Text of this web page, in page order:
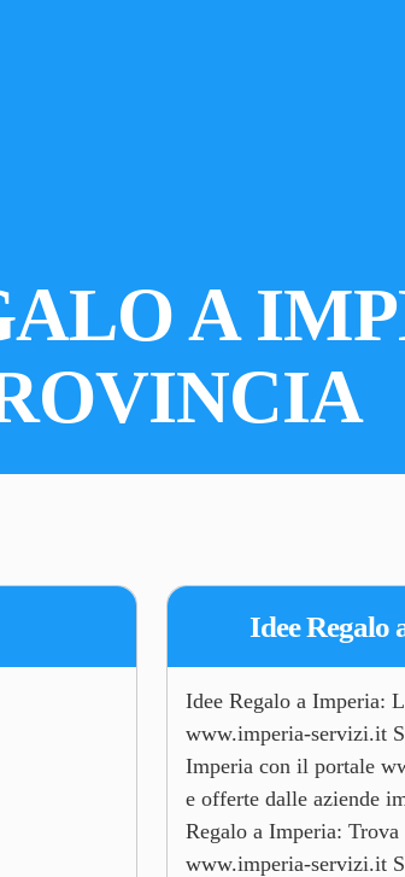
A
Idee Regalo
Idee Regalo a Imperia:
www.imperia-servizi.it
Imperia con il portale
e offerte dalle aziende
Regalo a Imperia:
www.imperia-servizi.it